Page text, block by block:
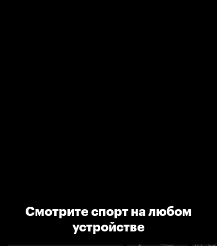
Смотрите спорт на любом
устройстве